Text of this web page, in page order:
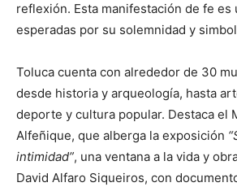
reflexión. Esta manifestación de fe es
esperadas por su solemnidad y
Toluca cuenta con alrededor de 30
desde historia y arqueología, hasta
deporte y cultura popular. Destaca el
Alfeñique, que alberga la exposición
intimidad”, una ventana a la vida y
David Alfaro Siqueiros, con